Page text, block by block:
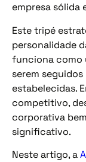
empresa sólida
Este tripé
personalidade
funciona como
serem
estabelecidas.
competitivo,
corporativa
significativo.
Neste artigo, a